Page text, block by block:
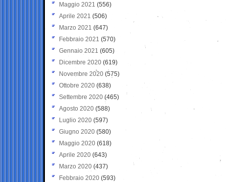
Maggio 2021 (556)
Aprile 2021 (506)
Marzo 2021 (647)
Febbraio 2021 (570)
Gennaio 2021 (605)
Dicembre 2020 (619)
Novembre 2020 (575)
Ottobre 2020 (638)
Settembre 2020(465)
Agosto 2020 (588)
Luglio 2020 (597)
Giugno 2020 (580)
Maggio 2020 (618)
Aprile 2020 (643)
Marzo 2020 (437)
Febbraio 2020 (593)